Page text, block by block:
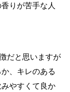
りが苦手な人
だと思いますが
、キレのある
やすくて良か